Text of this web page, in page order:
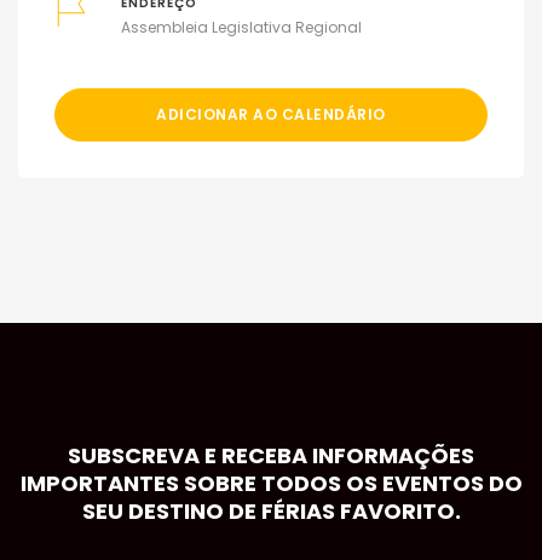
Assembleia Legislativa Regional
ADICIONAR AO CALENDÁRIO
SUBSCREVA E RECEBA INFORMAÇÕES
IMPORTANTES SOBRE TODOS OS EVENTOS DO
SEU DESTINO DE FÉRIAS FAVORITO.